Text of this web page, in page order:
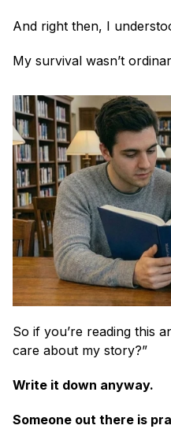
And right then, I
My survival wasn’t
So if you’re reading this
care about my story?”
Write it down anyway.
Someone out there is